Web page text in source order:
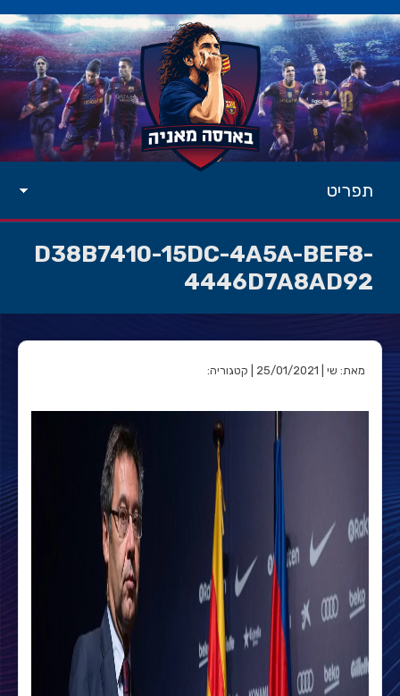
תפריט
D38B7410-15DC-4A5A-BEF8-
4446D7A8AD92
מאת: שי | 25/01/2021 | קטגוריה: